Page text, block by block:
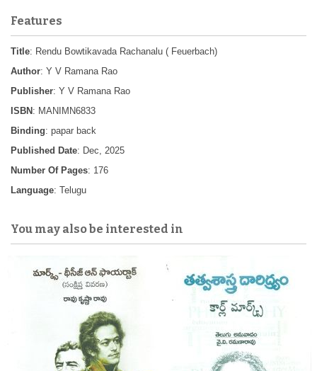
Features
Title: Rendu Bowtikavada Rachanalu ( Feuerbach)
Author: Y V Ramana Rao
Publisher: Y V Ramana Rao
ISBN : MANIMN6833
Binding: papar back
Published Date: Dec, 2025
Number Of Pages: 176
Language: Telugu
You may also be interested in